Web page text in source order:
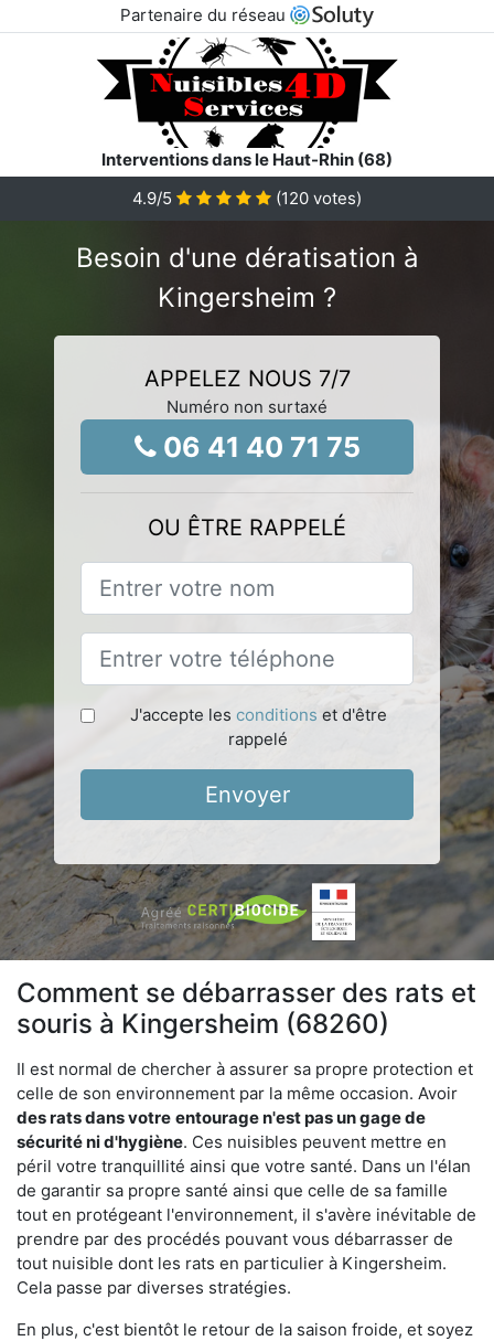
Partenaire du réseau
Interventions dans le Haut-Rhin (68)
4.9/5 (120 votes)
Besoin d'une dératisation à
Kingersheim ?
APPELEZ NOUS 7/7
Numéro non surtaxé
06 41 40 71 75
OU ÊTRE RAPPELÉ
J'accepte les conditions et d'être
rappelé
Envoyer
Comment se débarrasser des rats et
souris à Kingersheim (68260)
Il est normal de chercher à assurer sa propre protection et
celle de son environnement par la même occasion. Avoir
des rats dans votre entourage n'est pas un gage de
sécurité ni d'hygiène. Ces nuisibles peuvent mettre en
péril votre tranquillité ainsi que votre santé. Dans un l'élan
de garantir sa propre santé ainsi que celle de sa famille
tout en protégeant l'environnement, il s'avère inévitable de
prendre par des procédés pouvant vous débarrasser de
tout nuisible dont les rats en particulier à Kingersheim.
Cela passe par diverses stratégies.
En plus, c'est bientôt le retour de la saison froide, et soyez